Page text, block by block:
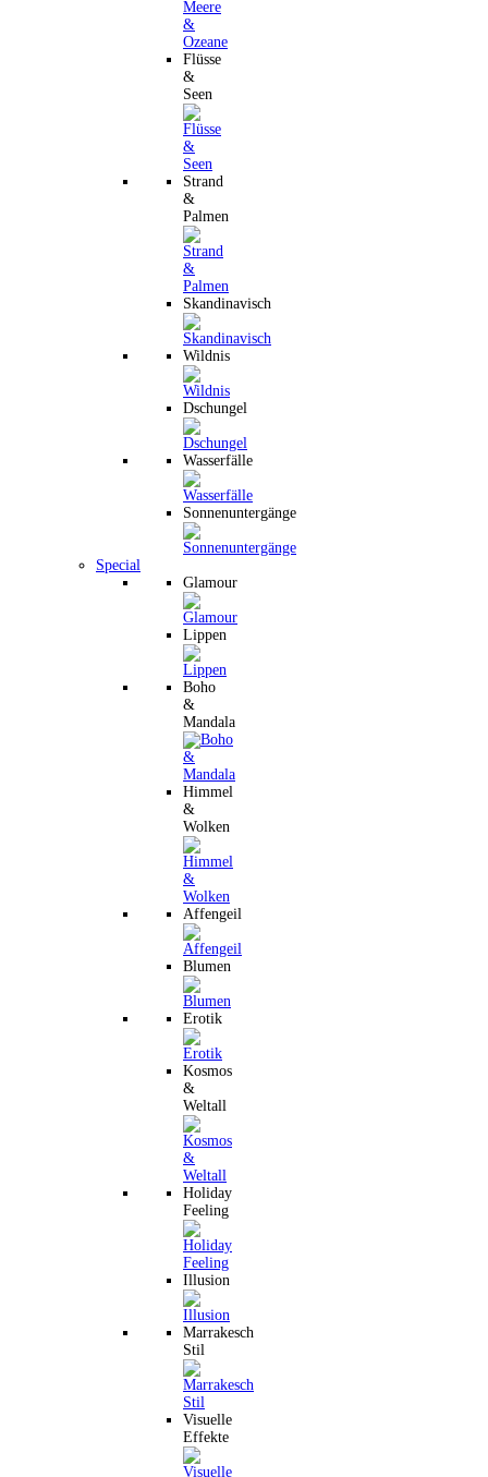
Flüsse
&
Seen
Strand
&
Palmen
Skandinavisch
Wildnis
Dschungel
Wasserfälle
Sonnenuntergänge
Special
Glamour
Lippen
Boho
&
Mandala
Himmel
&
Wolken
Affengeil
Blumen
Erotik
Kosmos
&
Weltall
Holiday
Feeling
Illusion
Marrakesch
Stil
Visuelle
Effekte